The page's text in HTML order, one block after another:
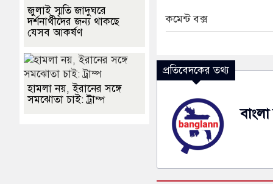
কমেন্ট বক্স
প্রতিবেদকের তথ্য
জুলাই স্মৃতি জাদুঘরে
দর্শনার্থীদের জন্য থাকছে
যেসব আকর্ষণ
হামলা নয়, ইরানের সঙ্গে
সমঝোতা চাই: ট্রাম্প